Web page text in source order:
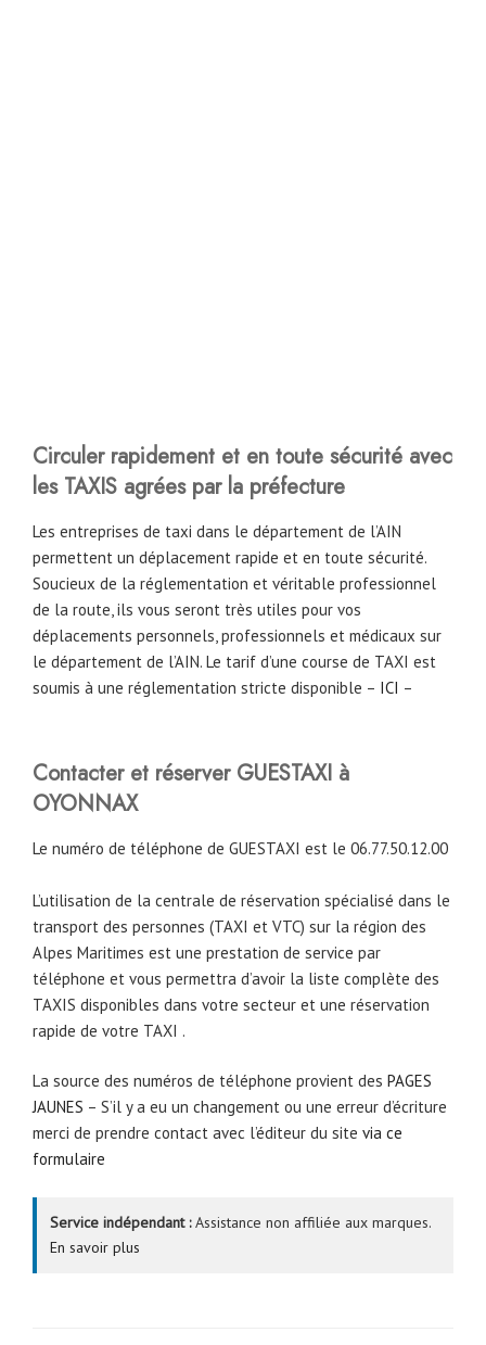
Circuler rapidement et en toute sécurité avec
les TAXIS agrées par la préfecture
Les entreprises de taxi dans le département de l’AIN
permettent un déplacement rapide et en toute sécurité.
Soucieux de la réglementation et véritable professionnel
de la route, ils vous seront très utiles pour vos
déplacements personnels, professionnels et médicaux sur
le département de l’AIN. Le tarif d’une course de TAXI est
soumis à une réglementation stricte disponible – ICI –
Contacter et réserver GUESTAXI à
OYONNAX
Le numéro de téléphone de GUESTAXI est le 06.77.50.12.00
L’utilisation de la centrale de réservation spécialisé dans le
transport des personnes (TAXI et VTC) sur la région des
Alpes Maritimes est une prestation de service par
téléphone et vous permettra d’avoir la liste complète des
TAXIS disponibles dans votre secteur et une réservation
rapide de votre TAXI .
La source des numéros de téléphone provient des PAGES
JAUNES – S’il y a eu un changement ou une erreur d’écriture
merci de prendre contact avec l’éditeur du site via ce
formulaire
Service indépendant :Assistance non affiliée aux marques.
En savoir plus